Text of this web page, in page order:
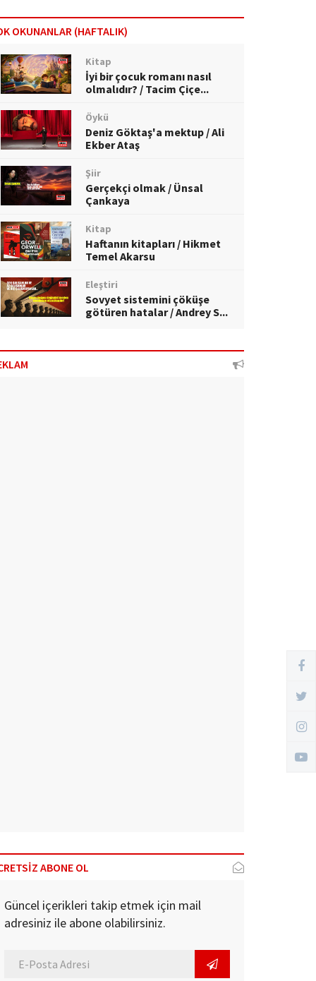
OKUNANLAR (HAFTALIK)
Kitap
İyi bir çocuk romanı nasıl
olmalıdır? / Tacim Çiçe...
Öykü
Deniz Göktaş'a mektup / Ali
Ekber Ataş
Şiir
Gerçekçi olmak / Ünsal
Çankaya
Kitap
Haftanın kitapları / Hikmet
Temel Akarsu
Eleştiri
Sovyet sistemini çöküşe
götüren hatalar / Andrey S...
ABONE OL
Güncel içerikleri takip etmek için mail
adresiniz ile abone olabilirsiniz.